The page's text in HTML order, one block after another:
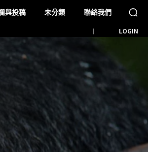
與投稿 未分類 聯絡我們
LOGIN